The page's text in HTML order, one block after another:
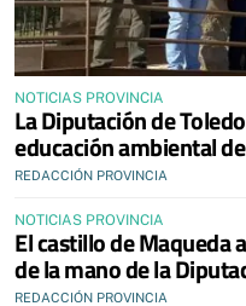
NOTICIAS PROVINCIA
La Diputación de
educación ambiental
REDACCIÓN PROVINCIA
NOTICIAS PROVINCIA
El castillo de Maqueda
de la mano de la
REDACCIÓN PROVINCIA